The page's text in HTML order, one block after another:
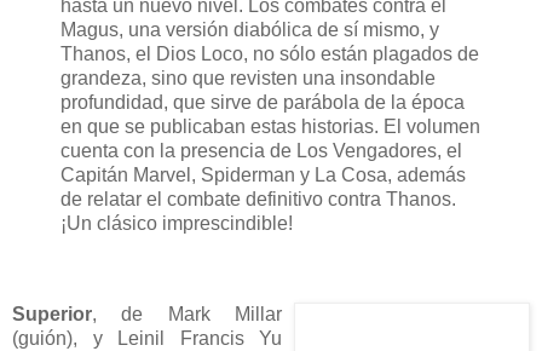
hasta un nuevo nivel. Los combates contra el
Magus, una versión diabólica de sí mismo, y
Thanos, el Dios Loco, no sólo están plagados de
grandeza, sino que revisten una insondable
profundidad, que sirve de parábola de la época
en que se publicaban estas historias. El volumen
cuenta con la presencia de Los Vengadores, el
Capitán Marvel, Spiderman y La Cosa, además
de relatar el combate definitivo contra Thanos.
¡Un clásico imprescindible!
Superior, de Mark Millar
(guión), y Leinil Francis Yu